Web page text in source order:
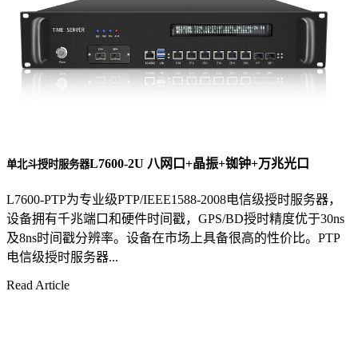
单北斗授时服务器L7600-2U 八网口+晶振+铷钟+万兆光口
L7600-PTP为专业级PTP/IEEE1588-2008电信级授时服务器，
设备拥有千兆端口和硬件时间戳，GPS/BD授时精度优于30ns
及8ns时间戳分辨率。设备在市场上具备很高的性价比。PTP
电信级授时服务器...
Read Article